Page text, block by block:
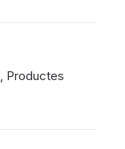
, Productes